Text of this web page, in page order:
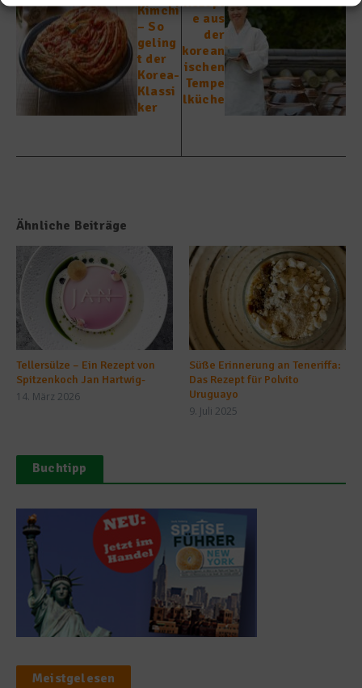
Kimchi
– So
geling
t der
Korea-
Klassi
ker
e aus
der
korean
ischen
Tempe
lküche
Ähnliche Beiträge
Tellersülze – Ein Rezept von
Spitzenkoch Jan Hartwig-
14. März 2026
Süße Erinnerung an Teneriffa:
Das Rezept für Polvito
Uruguayo
9. Juli 2025
Buchtipp
Meistgelesen